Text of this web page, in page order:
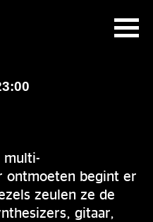
multi-
ontmoeten begint er
zeulen ze de
gitaar,